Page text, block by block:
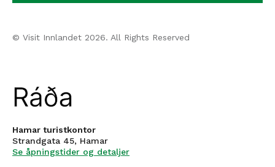
© Visit Innlandet 2026. All Rights Reserved
Hamar turistkontor
Strandgata 45, Hamar
Se åpningstider og detaljer